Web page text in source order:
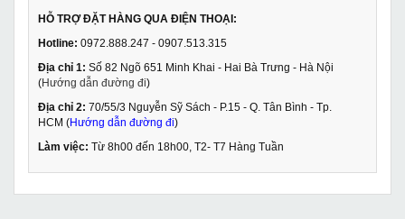
HỖ TRỢ ĐẶT HÀNG QUA ĐIỆN THOẠI:
Hotline: 0972.888.247 - 0907.513.315
Địa chỉ 1: Số 82 Ngõ 651 Minh Khai - Hai Bà Trưng - Hà Nội
(Hướng dẫn đường đi)
Địa chỉ 2: 70/55/3 Nguyễn Sỹ Sách - P.15 - Q. Tân Bình - Tp.
HCM (Hướng dẫn đường đi)
Làm việc: Từ 8h00 đến 18h00, T2- T7 Hàng Tuần